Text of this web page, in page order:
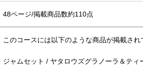
48ページ/掲載商品数約110点
このコースには以下のような商品が掲載され
ジャムセット / ヤタロウズグラノーラ＆テ